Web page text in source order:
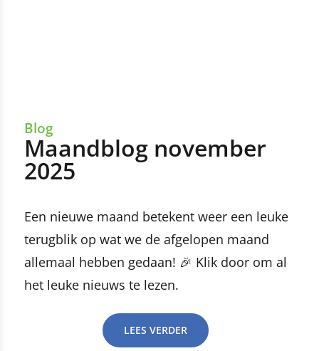
Blog
Maandblog november
2025
Een nieuwe maand betekent weer een leuke
terugblik op wat we de afgelopen maand
allemaal hebben gedaan! 🎉 Klik door om al
het leuke nieuws te lezen.
LEES VERDER